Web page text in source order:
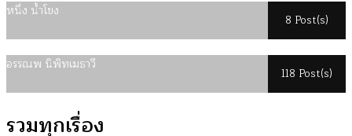
หนึ่ง น้ำโขง
8 Post(s)
อรรณพ นิพิทเมธาวี
118 Post(s)
รวมทุกเรื่อง